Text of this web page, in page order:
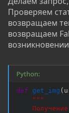
Проверяем
возвращаем
возвращаем
Python:
def get_img (
"""